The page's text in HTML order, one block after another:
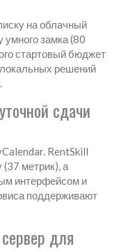
на облачный
умного замка (80
стартовый бюджет
решений
сдачи
RentSkill
(37 метрик), а
интерфейсом и
поддерживают
для